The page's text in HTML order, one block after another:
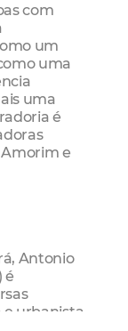
com
um
uma
uma
é
Amorim e
Antonio
é
urbanista